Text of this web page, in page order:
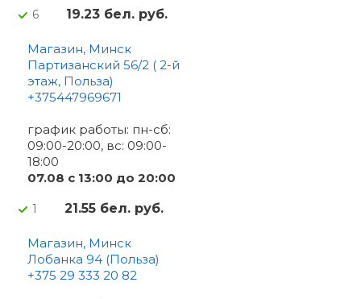
6 19.23 бел. руб.
Магазин, Минск
Партизанский 56/2 ( 2-й
этаж, Польза)
+375447969671
график работы: пн-сб:
09:00-20:00, вс: 09:00-
18:00
07.08 c 13:00 до 20:00
1 21.55 бел. руб.
Магазин, Минск
Лобанка 94 (Польза)
+375 29 333 20 82